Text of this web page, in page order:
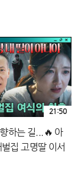
하는 길...🔥 아
집 고명딸 이서
21:50